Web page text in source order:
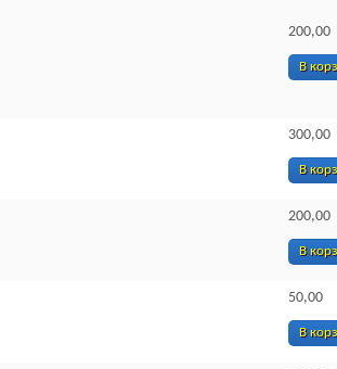
200,00
В
300,00
В
200,00
В
50,00
В